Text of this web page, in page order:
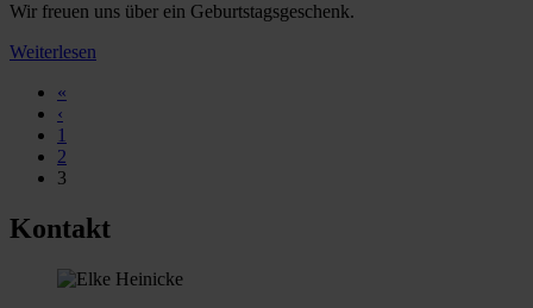
Wir freuen uns über ein Geburtstagsgeschenk.
Weiterlesen
«
‹
1
2
3
Kontakt